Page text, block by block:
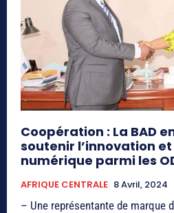
Coopération : La BAD
soutenir l’innovation
numérique parmi les
AFRIQUE CENTRALE 8 Avril, 2024
– Une représentante de marque